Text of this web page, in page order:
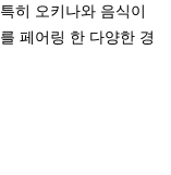
히 오키나와 음식이
페어링 한 다양한 경